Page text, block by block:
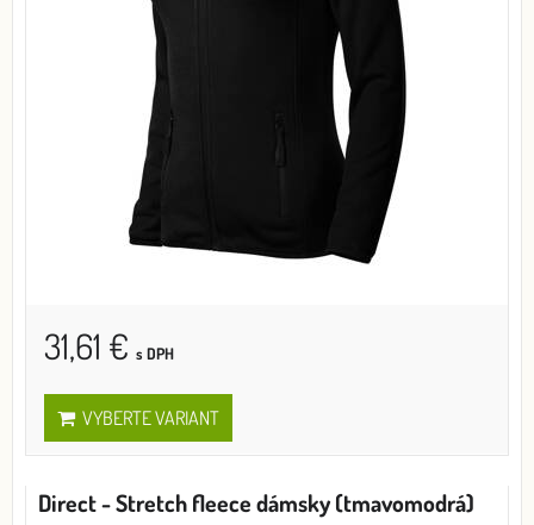
31,61 € s DPH
VYBERTE VARIANT
Direct - Stretch fleece dámsky (tmavomodrá)